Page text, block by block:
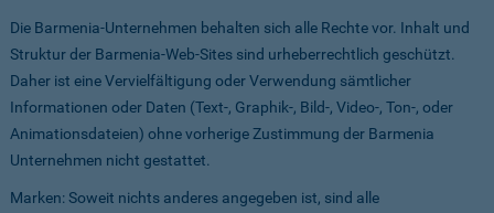
Die Barmenia-Unternehmen behalten sich alle Rechte vor. Inhalt und
Struktur der Barmenia-Web-Sites sind urheberrechtlich geschützt.
Daher ist eine Vervielfältigung oder Verwendung sämtlicher
Informationen oder Daten (Text-, Graphik-, Bild-, Video-, Ton-, oder
Animationsdateien) ohne vorherige Zustimmung der Barmenia
Unternehmen nicht gestattet.
Marken: Soweit nichts anderes angegeben ist, sind alle